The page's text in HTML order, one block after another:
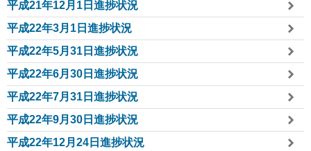
平成21年12月1日進捗状況
平成22年3月1日進捗状況
平成22年5月31日進捗状況
平成22年6月30日進捗状況
平成22年7月31日進捗状況
平成22年9月30日進捗状況
平成22年12月24日進捗状況